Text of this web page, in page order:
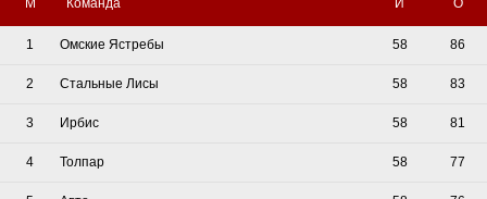
М Команда И О
1 Омские Ястребы 58 86
2 Стальные Лисы 58 83
3 Ирбис 58 81
4 Толпар 58 77